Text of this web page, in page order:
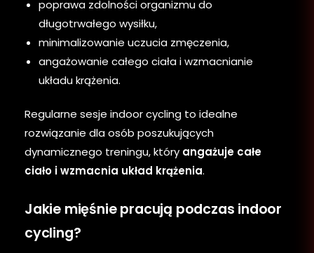
poprawa zdolności organizmu do
długotrwałego wysiłku,
minimalizowanie uczucia zmęczenia,
angażowanie całego ciała i wzmacnianie
układu krążenia.
Regularne sesje indoor cycling to idealne
rozwiązanie dla osób poszukujących
dynamicznego treningu, który angażuje całe
ciało i wzmacnia układ krążenia.
Jakie mięśnie pracują podczas indoor
cycling?